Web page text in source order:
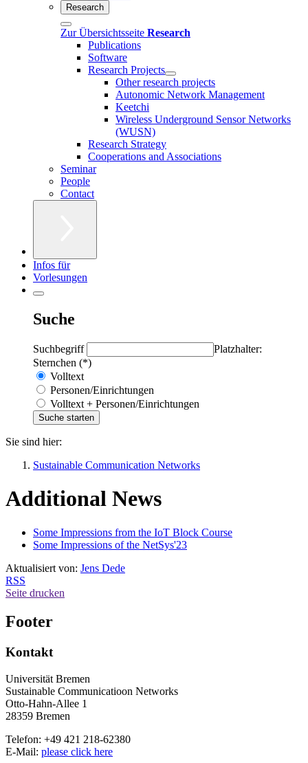
Research
Zur Übersichtsseite Research
Publications
Software
Research Projects
Other research projects
Autonomic Network Management
Keetchi
Wireless Underground Sensor Networks
(WUSN)
Research Strategy
Cooperations and Associations
Seminar
People
Contact
Infos für
Vorlesungen
Suche
Suchbegriff
Platzhalter:
Sternchen (*)
Volltext
Personen/Einrichtungen
Volltext + Personen/Einrichtungen
Sie sind hier:
Sustainable Communication Networks
Additional News
Some Impressions from the IoT Block Course
Some Impressions of the NetSys'23
Aktualisiert von: Jens Dede
RSS
Seite drucken
Footer
Kontakt
Universität Bremen
Sustainable Communicatioon Networks
Otto-Hahn-Allee 1
28359 Bremen
Telefon: +49 421 218-62380
E-Mail: please click here